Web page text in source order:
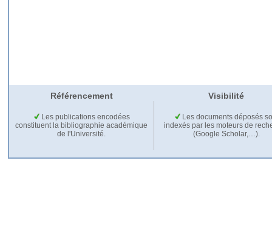
Référencement Visibilité
Les publications encodées
constituent la bibliographie académique
de l'Université.
Les documents déposés
indexés par les moteurs de
(Google Scholar,…).